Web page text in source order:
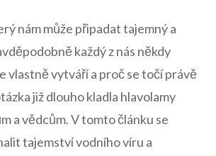
nám může připadat tajemný a
každý z nás někdy
vlastně vytváří a proč se točí právě
již dlouho kladla hlavolamy
a vědcům. V tomto článku se
tajemství vodního víru a